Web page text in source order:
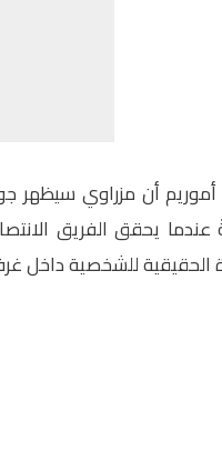
أن مزراوي سيظهر
يحقق الفريق
الحقيقية للشخصية داخل